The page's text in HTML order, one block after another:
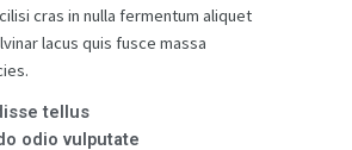
cras in nulla fermentum aliquet
lacus quis fusce massa
tellus
odio vulputate